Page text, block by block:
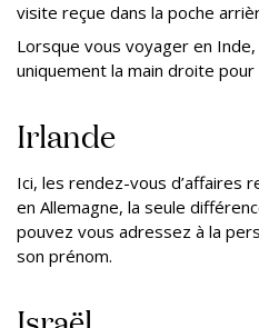
visite reçue dans la poche
Lorsque vous voyager en
uniquement la main droite pour
Irlande
Ici, les rendez-vous d’affaires
en Allemagne, la seule
pouvez vous adressez à la
son prénom.